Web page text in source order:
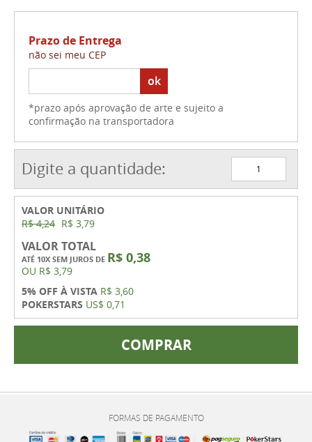
Prazo de Entrega
não sei meu CEP
ok
*prazo após aprovação de arte e sujeito a
confirmação na transportadora
Digite a quantidade:
VALOR UNITÁRIO
R$ 4,24 R$ 3,79
VALOR TOTAL
ATÉ 10X SEM JUROS DE R$ 0,38
OU R$ 3,79
5% OFF À VISTA R$ 3,60
POKERSTARS US$ 0,71
COMPRAR
FORMAS DE PAGAMENTO